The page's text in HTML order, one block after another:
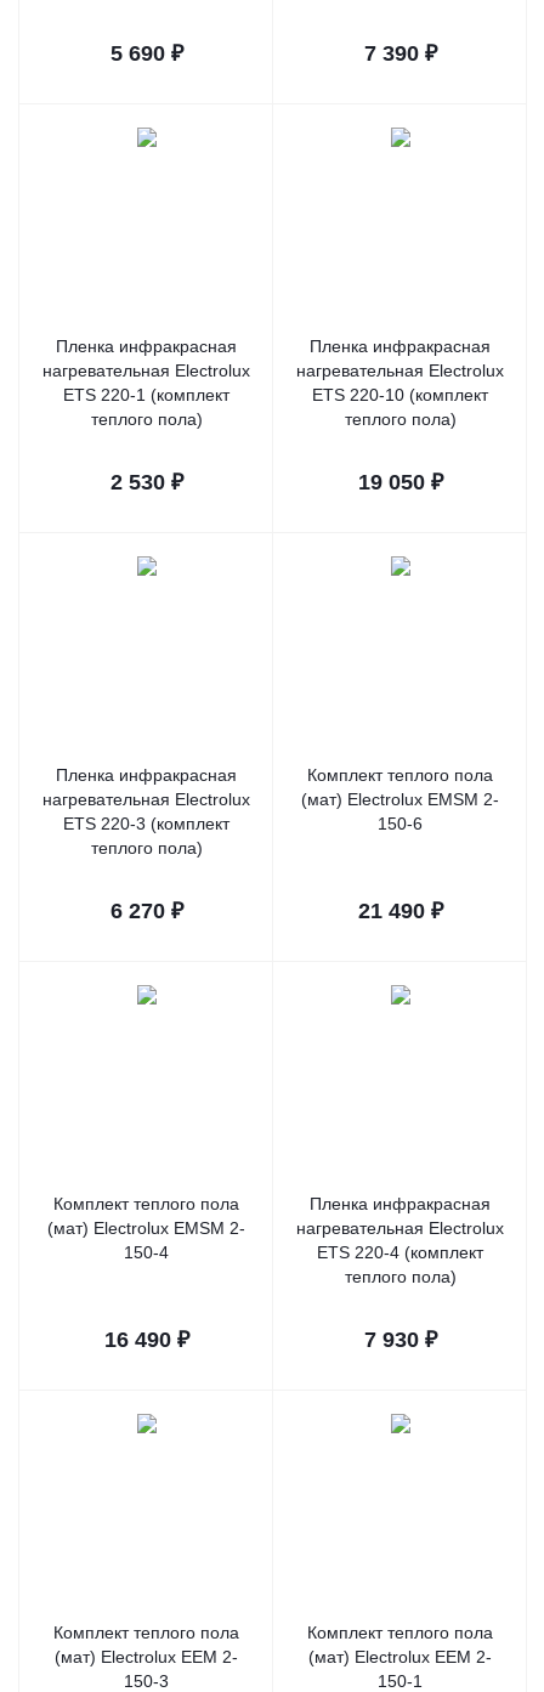
5 690₽ 7 390₽
Пленка инфракрасная
нагревательная Electrolux
ETS 220-1 (комплект
теплого пола)
2 530₽
Пленка инфракрасная
нагревательная Electrolux
ETS 220-10 (комплект
теплого пола)
19 050₽
Пленка инфракрасная
нагревательная Electrolux
ETS 220-3 (комплект
теплого пола)
6 270₽
Комплект теплого пола
(мат) Electrolux EMSM 2-
150-6
21 490₽
Комплект теплого пола
(мат) Electrolux EMSM 2-
150-4
16 490₽
Пленка инфракрасная
нагревательная Electrolux
ETS 220-4 (комплект
теплого пола)
7 930₽
Комплект теплого пола
(мат) Electrolux EEM 2-
150-3
Комплект теплого пола
(мат) Electrolux EEM 2-
150-1